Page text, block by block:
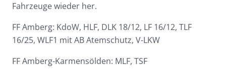
Fahrzeuge wieder her.
FF Amberg: KdoW, HLF, DLK 18/12, LF 16/12, TLF
16/25, WLF1 mit AB Atemschutz, V-LKW
FF Amberg-Karmensölden: MLF, TSF